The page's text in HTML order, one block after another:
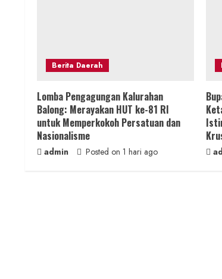
R
e
a
d
i
Berita Daerah
Lomba Pengagungan Kalurahan
Balong: Merayakan HUT ke-81 RI
untuk Memperkokoh Persatuan dan
Nasionalisme
admin Posted on 1 hari ago